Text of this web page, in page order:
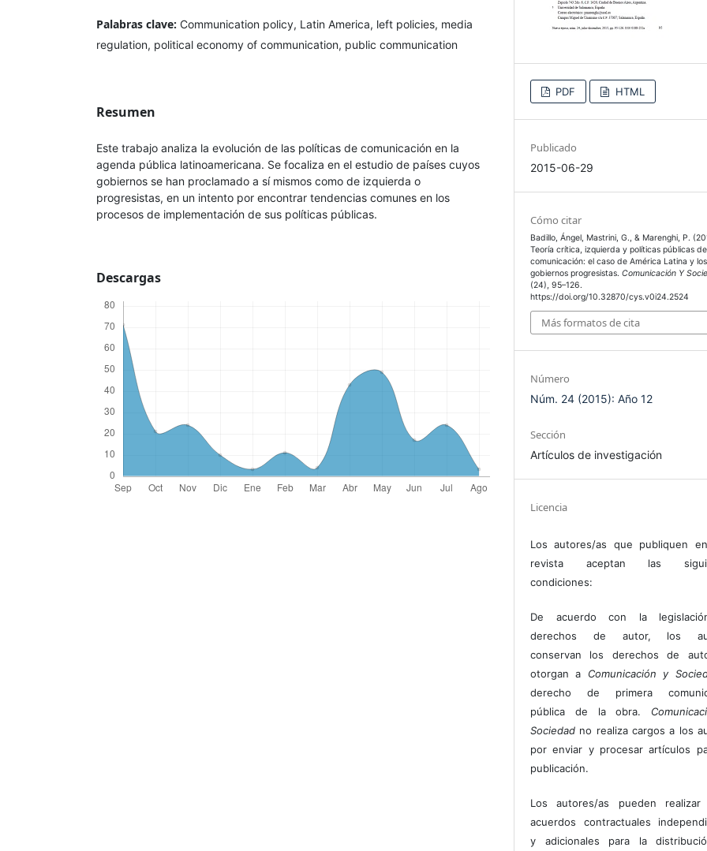
Palabras clave: Communication policy, Latin America, left policies, media
regulation, political economy of communication, public communication
Resumen
Este trabajo analiza la evolución de las políticas de comunicación en la
agenda pública latinoamericana. Se focaliza en el estudio de países cuyos
gobiernos se han proclamado a sí mismos como de izquierda o
progresistas, en un intento por encontrar tendencias comunes en los
procesos de implementación de sus políticas públicas.
Descargas
PDF HTML
Publicado
2015-06-29
Cómo citar
Badillo, Ángel, Mastrini, G., & Marenghi, P.
Teoría crítica, izquierda y políticas públicas de
comunicación: el caso de América Latina y los
gobiernos progresistas.Comunicación Y
(24), 95–126.
https://doi.org/10.32870/cys.v0i24.2524
Más formatos de cita
Número
Núm. 24 (2015): Año 12
Sección
Artículos de investigación
Licencia
Los autores/as que publiquen
revista aceptan las
condiciones:
De acuerdo con la
derechos de autor, los
conservan los derechos de
otorgan a Comunicación y
derecho de primera
pública de la obra.
Sociedad no realiza cargos a los
por enviar y procesar artículos
publicación.
Los autores/as pueden realizar
acuerdos contractuales
y adicionales para la